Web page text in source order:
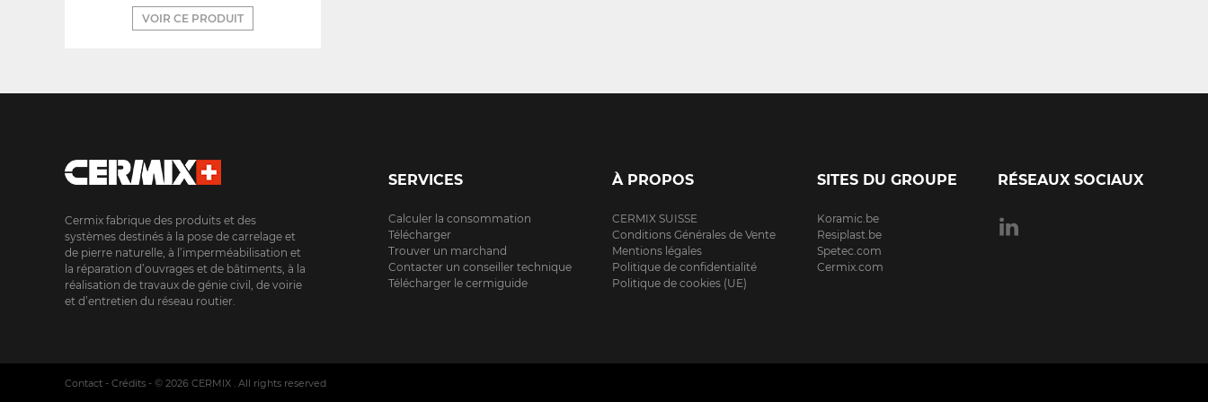
VOIR CE PRODUIT
Cermix fabrique des produits et des
systèmes destinés à la pose de carrelage et
de pierre naturelle, à l’imperméabilisation et
la réparation d’ouvrages et de bâtiments, à la
réalisation de travaux de génie civil, de voirie
et d’entretien du réseau routier.
SERVICES
Calculer la consommation
Télécharger
Trouver un marchand
Contacter un conseiller technique
Télécharger le cermiguide
À PROPOS
CERMIX SUISSE
Conditions Générales de Vente
Mentions légales
Politique de confidentialité
Politique de cookies (UE)
SITES DU GROUPE
Koramic.be
Resiplast.be
Spetec.com
Cermix.com
RÉSEAUX SOCIAUX
Contact Crédits © 2026 CERMIX . All rights reserved